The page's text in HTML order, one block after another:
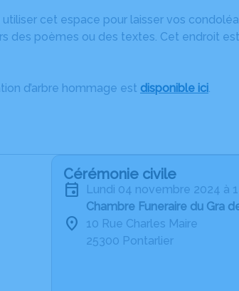
utiliser cet espace pour laisser vos
des poèmes ou des textes. Cet endroit
d’arbre hommage est disponible ici.
Cérémonie civile
lundi 04 novembre 2024 à
Chambre Funeraire du Gra
10 Rue Charles Maire
25300 Pontarlier